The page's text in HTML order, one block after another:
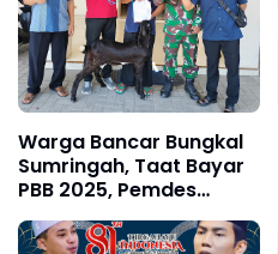
Warga Bancar Bungkal
Sumringah, Taat Bayar
PBB 2025, Pemdes
Guyur Hadiah Alat
Dapur hingga Pertanian